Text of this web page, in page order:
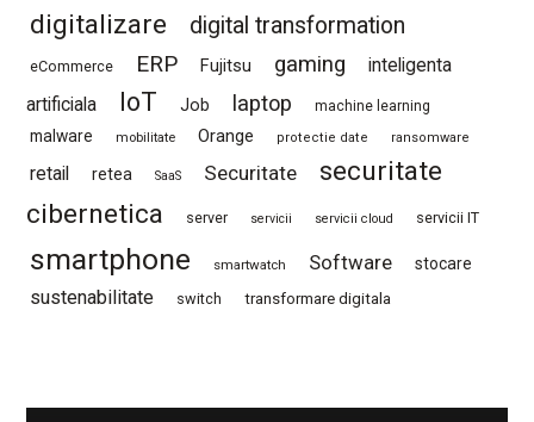
digitalizare digital transformation
eCommerce ERP Fujitsu gaming
inteligenta
artificiala
IoT Job laptop machine learning
malware mobilitate Orange protectie date ransomware
retail retea SaaS Securitate
securitate
cibernetica
server servicii servicii cloud servicii IT
smartphone smartwatch Software stocare
sustenabilitate switch transformare digitala